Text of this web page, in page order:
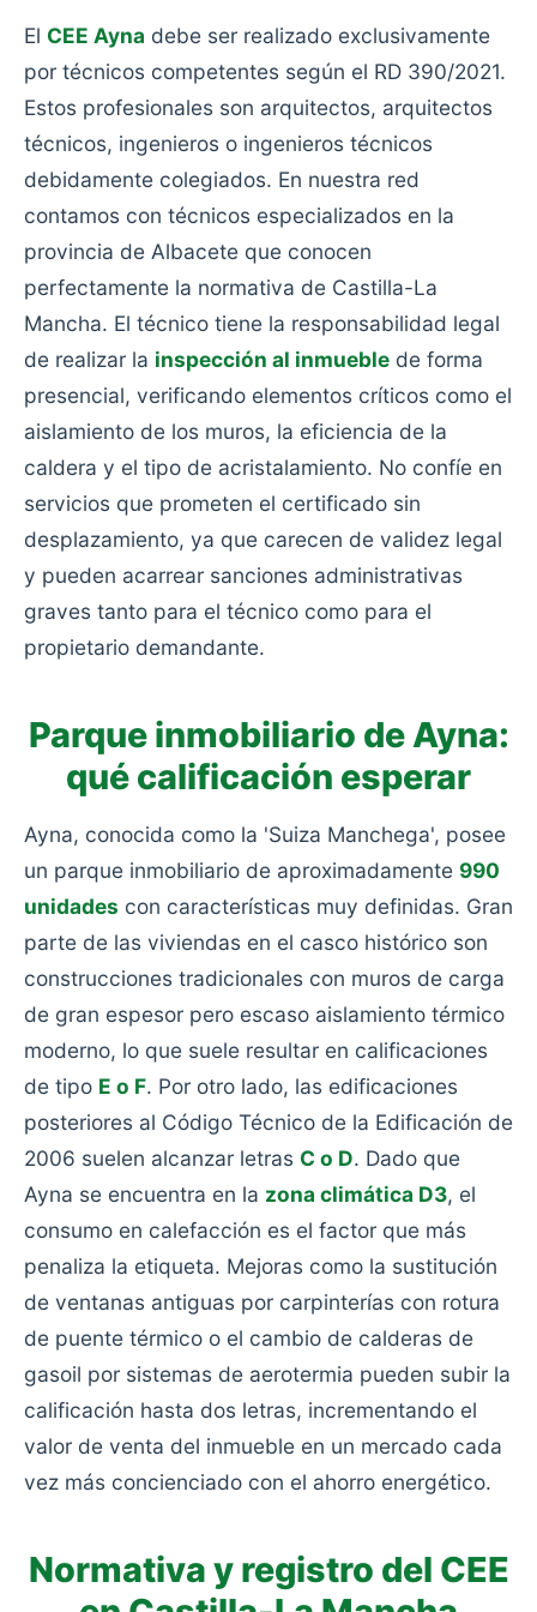
El CEE Ayna debe ser realizado exclusivamente
por técnicos competentes según el RD 390/2021.
Estos profesionales son arquitectos, arquitectos
técnicos, ingenieros o ingenieros técnicos
debidamente colegiados. En nuestra red
contamos con técnicos especializados en la
provincia de Albacete que conocen
perfectamente la normativa de Castilla-La
Mancha. El técnico tiene la responsabilidad legal
de realizar la inspección al inmueble de forma
presencial, verificando elementos críticos como el
aislamiento de los muros, la eficiencia de la
caldera y el tipo de acristalamiento. No confíe en
servicios que prometen el certificado sin
desplazamiento, ya que carecen de validez legal
y pueden acarrear sanciones administrativas
graves tanto para el técnico como para el
propietario demandante.
Parque inmobiliario de Ayna:
qué calificación esperar
Ayna, conocida como la 'Suiza Manchega', posee
un parque inmobiliario de aproximadamente 990
unidades con características muy definidas. Gran
parte de las viviendas en el casco histórico son
construcciones tradicionales con muros de carga
de gran espesor pero escaso aislamiento térmico
moderno, lo que suele resultar en calificaciones
de tipo E o F. Por otro lado, las edificaciones
posteriores al Código Técnico de la Edificación de
2006 suelen alcanzar letras C o D. Dado que
Ayna se encuentra en la zona climática D3, el
consumo en calefacción es el factor que más
penaliza la etiqueta. Mejoras como la sustitución
de ventanas antiguas por carpinterías con rotura
de puente térmico o el cambio de calderas de
gasoil por sistemas de aerotermia pueden subir la
calificación hasta dos letras, incrementando el
valor de venta del inmueble en un mercado cada
vez más concienciado con el ahorro energético.
Normativa y registro del CEE